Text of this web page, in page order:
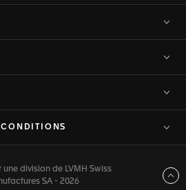
une division de LVMH Swiss
SA - 2026
Haut de page